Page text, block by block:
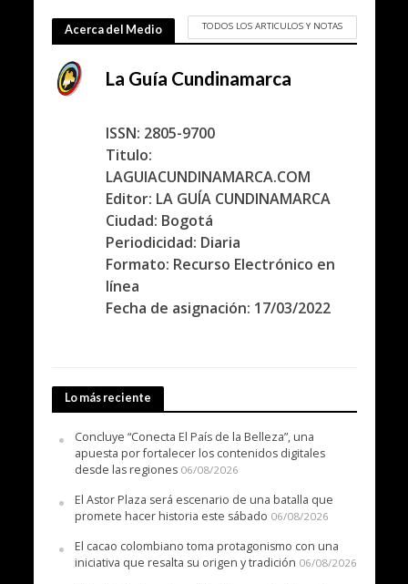
Acerca del Medio TODOS LOS ARTICULOS Y NOTAS
La Guía Cundinamarca
ISSN: 2805-9700
Titulo:
LAGUIACUNDINAMARCA.COM
Editor: LA GUÍA CUNDINAMARCA
Ciudad: Bogotá
Periodicidad: Diaria
Formato: Recurso Electrónico en
línea
Fecha de asignación: 17/03/2022
Lo más reciente
Concluye “Conecta El País de la Belleza”, una
apuesta por fortalecer los contenidos digitales
desde las regiones 06/08/2026
El Astor Plaza será escenario de una batalla que
promete hacer historia este sábado 06/08/2026
El cacao colombiano toma protagonismo con una
iniciativa que resalta su origen y tradición 06/08/2026